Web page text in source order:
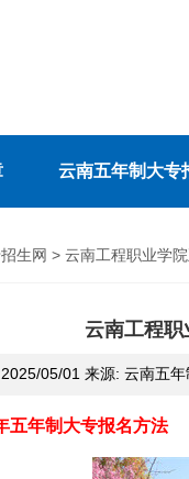
云南五年制大专
生网 > 云南工程职业学
云南工程
05/01 来源: 云南五
五年制大专报名方法